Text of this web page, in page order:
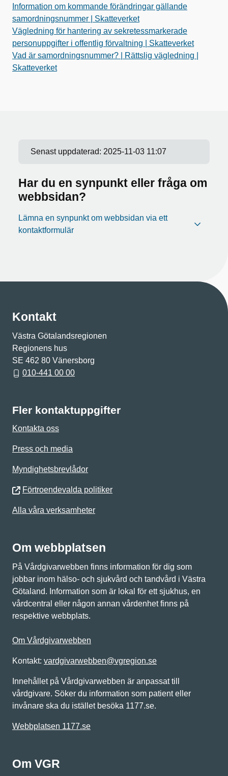
Information om kommande förändringar gällande
samordningsnummer | Skatteverket
Vägledning för hantering av sekretessmarkerade
personuppgifter i offentlig förvaltning | Skatteverket
Vad är samordningsnummer? | Rättslig vägledning |
Skatteverket
Senast uppdaterad: 2025-11-03 11:07
Har du en synpunkt eller fråga om
webbsidan?
Lämna en synpunkt om webbsidan via ett
kontaktformulär
Kontakt
Västra Götalandsregionen
Regionens hus
SE 462 80 Vänersborg
010-441 00 00
Fler kontaktuppgifter
Kontakta oss
Press och media
Myndighetsbrevlådor
Förtroendevalda politiker
Alla våra verksamheter
Om webbplatsen
På Vårdgivarwebben finns information för dig som
jobbar inom hälso- och sjukvård och tandvård i Västra
Götaland. Information som är lokal för ett sjukhus, en
vårdcentral eller någon annan vårdenhet finns på
respektive webbplats.
Om Vårdgivarwebben
Kontakt: vardgivarwebben@vgregion.se
Innehållet på Vårdgivarwebben är anpassat till
vårdgivare. Söker du information som patient eller
invånare ska du istället besöka 1177.se.
Webbplatsen 1177.se
Om VGR